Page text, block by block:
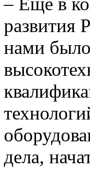
развития
нами было
дела,